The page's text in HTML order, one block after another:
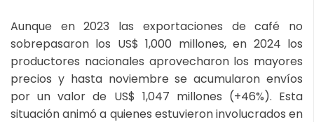
Aunque en 2023 las exportaciones de café no
sobrepasaron los US$ 1,000 millones, en 2024 los
productores nacionales aprovecharon los mayores
precios y hasta noviembre se acumularon envíos
por un valor de US$ 1,047 millones (+46%). Esta
situación animó a quienes estuvieron involucrados en